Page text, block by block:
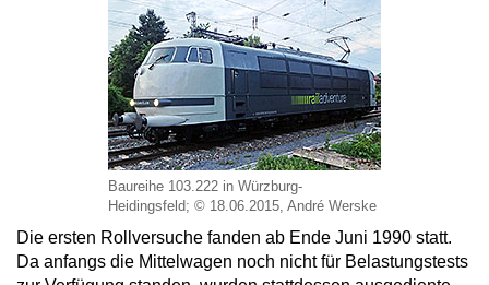
Baureihe 103.222 in Würzburg-
Heidingsfeld; © 18.06.2015, André Werske
Die ersten Rollversuche fanden ab Ende Juni 1990 statt.
Da anfangs die Mittelwagen noch nicht für Belastungstests